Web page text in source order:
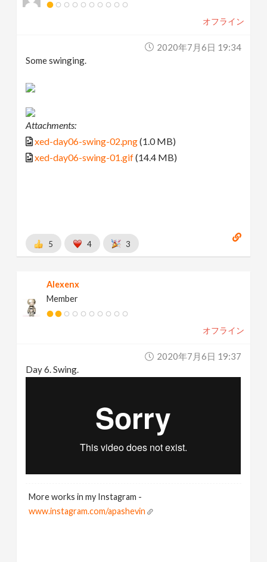
オフライン
2020年7月6日 19:34
Some swinging.
Attachments:
xed-day06-swing-02.png(1.0 MB)
xed-day06-swing-01.gif(14.4 MB)
5 4 3
Alexenx
Member
オフライン
2020年7月6日 19:37
Day 6. Swing.
More works in my Instagram -
www.instagram.com/apashevin